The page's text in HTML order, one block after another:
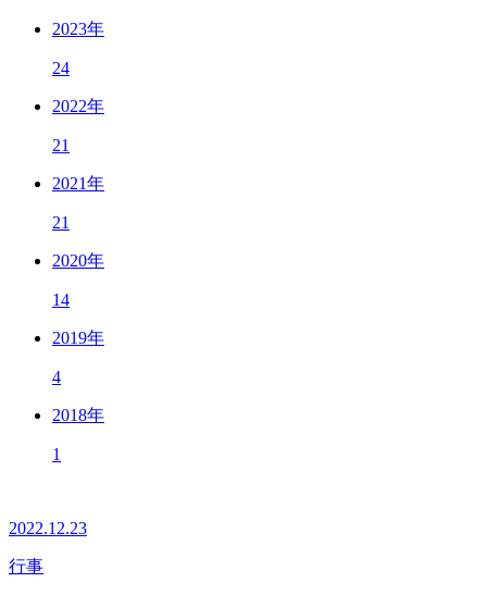
2023年
24
2022年
21
2021年
21
2020年
14
2019年
4
2018年
1
2022.12.23
行事